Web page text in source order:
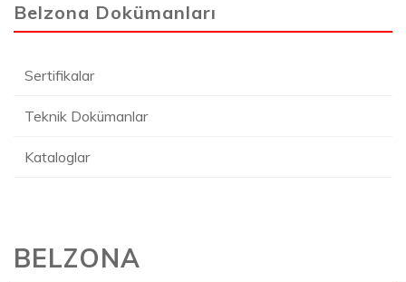
Belzona Dokümanları
Sertifikalar
Teknik Dokümanlar
Kataloglar
BELZONA